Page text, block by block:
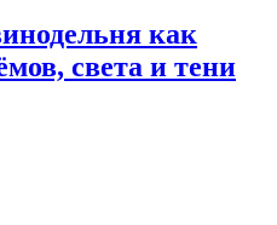
как
света и тени